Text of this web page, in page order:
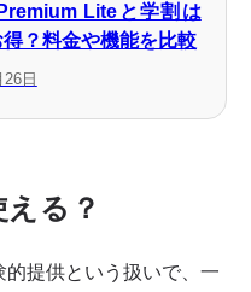
Liteと学割は
？料金や機能を比較
日
る？
提供という扱いで、一